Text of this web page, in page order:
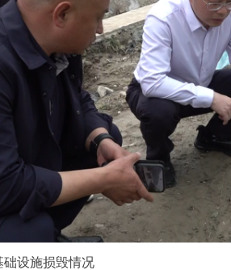
设施损毁情况